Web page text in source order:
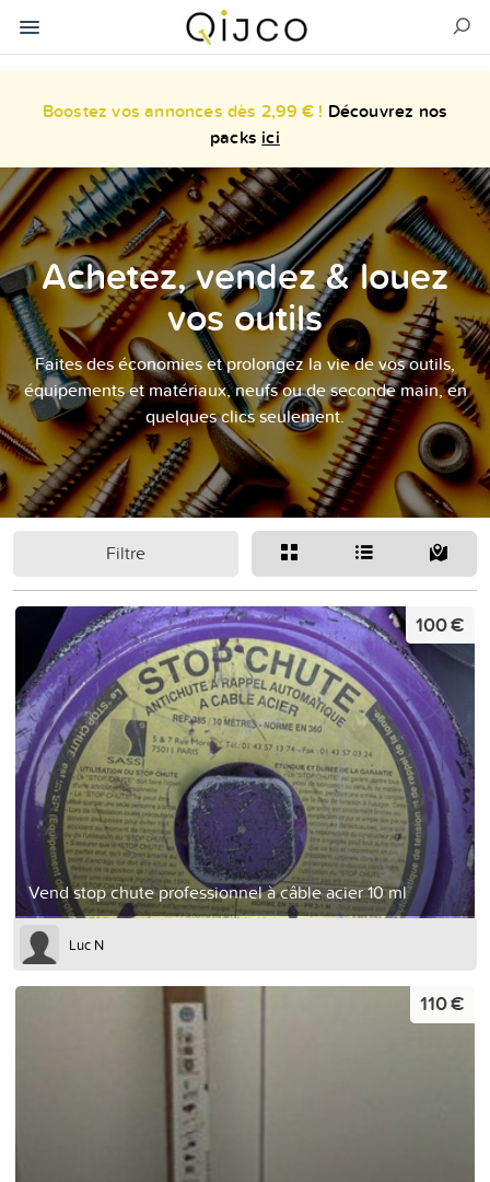
Boostez vos annonces dès 2,99 € ! Découvrez nos
packs ici
Achetez, vendez & louez
vos outils
Faites des économies et prolongez la vie de vos outils,
équipements et matériaux, neufs ou de seconde main, en
quelques clics seulement.
Filtre
Vend stop chute professionnel à câble acier 10 ml
100 €
Luc N
110 €